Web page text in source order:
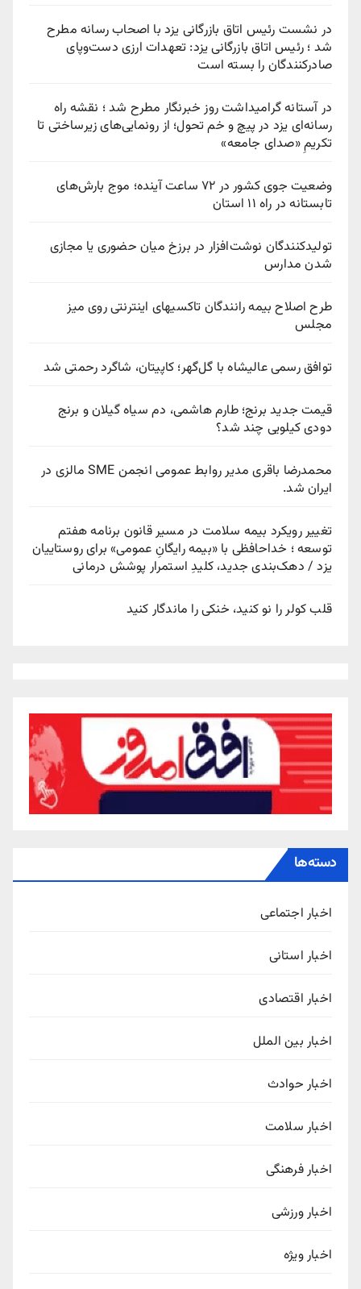
در نشست رئیس اتاق بازرگانی یزد با اصحاب رسانه مطرح
شد ؛ رئیس اتاق بازرگانی یزد: تعهدات ارزی دست‌وپای
صادرکنندگان را بسته است
در آستانه گرامیداشت روز خبرنگار مطرح شد ؛ نقشه راه
رسانه‌ای یزد در پیچ‌ و خم تحول؛ از رونمایی‌های زیرساختی تا
تکریمِ «صدای جامعه»
وضعیت جوی کشور در ۷۲ ساعت آینده؛ موج بارش‌های
تابستانه در راه ۱۱ استان
تولیدکنندگان نوشت‌افزار در برزخ میان حضوری یا مجازی
شدن مدارس
طرح اصلاح بیمه رانندگان تاکسیهای اینترنتی روی میز
مجلس
توافق رسمی عالیشاه با گل‌گهر؛ کاپیتان، شاگرد رحمتی شد
قیمت جدید برنج؛ طارم هاشمی، دم سیاه گیلان و برنج
دودی کیلویی چند شد؟
محمدرضا باقری مدیر روابط عمومی انجمن SME مالزی در
ایران شد.
تغییر رویکرد بیمه سلامت در مسیر قانون برنامه هفتم
توسعه ؛ خداحافظی با «بیمه رایگانِ عمومی» برای روستاییان
یزد / دهک‌بندی جدید، کلیدِ استمرار پوشش درمانی
قلب کولر را نو کنید، خنکی را ماندگار کنید
دسته‌ها
اخبار اجتماعی
اخبار استانی
اخبار اقتصادی
اخبار بین الملل
اخبار حوادث
اخبار سلامت
اخبار فرهنگی
اخبار ورزشی
اخبار ویژه